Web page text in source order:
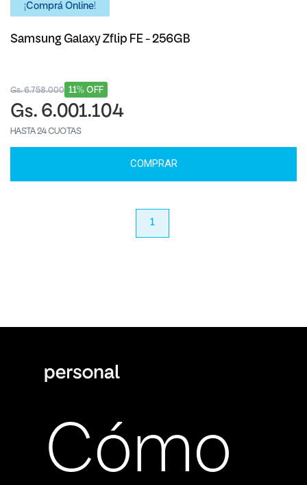
¡Comprá Online!
Samsung Galaxy Zflip FE - 256GB
11% OFF
Gs. 6.758.000
Gs. 6.001.104
HASTA 24 CUOTAS
COMPRAR
1
Cómo